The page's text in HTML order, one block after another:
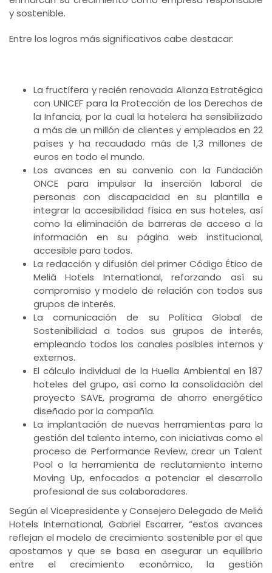
y sostenible.
Entre los logros más significativos cabe destacar:
La fructífera y recién renovada Alianza Estratégica
con UNICEF para la Protección de los Derechos de
la Infancia, por la cual la hotelera ha sensibilizado
a más de un millón de clientes y empleados en 22
países y ha recaudado más de 1,3 millones de
euros en todo el mundo.
Los avances en su convenio con la Fundación
ONCE para impulsar la inserción laboral de
personas con discapacidad en su plantilla e
integrar la accesibilidad física en sus hoteles, así
como la eliminación de barreras de acceso a la
información en su página web institucional,
accesible para todos.
La redacción y difusión del primer Código Ético de
Meliá Hotels International, reforzando así su
compromiso y modelo de relación con todos sus
grupos de interés.
La comunicación de su Política Global de
Sostenibilidad a todos sus grupos de interés,
empleando todos los canales posibles internos y
externos.
El cálculo individual de la Huella Ambiental en 187
hoteles del grupo, así como la consolidación del
proyecto SAVE, programa de ahorro energético
diseñado por la compañía.
La implantación de nuevas herramientas para la
gestión del talento interno, con iniciativas como el
proceso de Performance Review, crear un Talent
Pool o la herramienta de reclutamiento interno
Moving Up, enfocados a potenciar el desarrollo
profesional de sus colaboradores.
Según el Vicepresidente y Consejero Delegado de Meliá
Hotels International, Gabriel Escarrer, “estos avances
reflejan el modelo de crecimiento sostenible por el que
apostamos y que se basa en asegurar un equilibrio
entre el crecimiento económico, la gestión